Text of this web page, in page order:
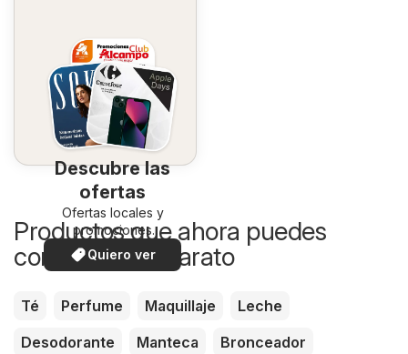
Descubre las
ofertas
Ofertas locales y
promociones
especiales.
Quiero ver
Productos que ahora puedes
comprar más barato
Té Perfume Maquillaje
Leche
Desodorante
Manteca
Bronceador